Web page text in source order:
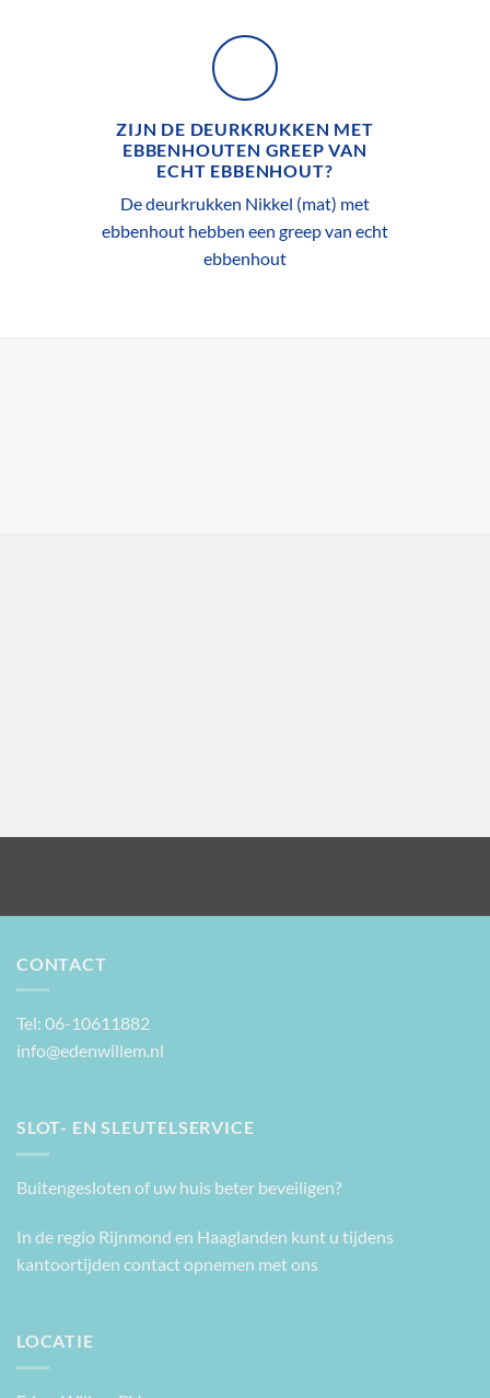
ZIJN DE DEURKRUKKEN MET
EBBENHOUTEN GREEP VAN
ECHT EBBENHOUT?
De deurkrukken Nikkel (mat) met
ebbenhout hebben een greep van echt
ebbenhout
CONTACT
Tel: 06-10611882
info@edenwillem.nl
SLOT- EN SLEUTELSERVICE
Buitengesloten of uw huis beter beveiligen?
In de regio Rijnmond en Haaglanden kunt u tijdens
kantoortijden contact opnemen met ons
LOCATIE